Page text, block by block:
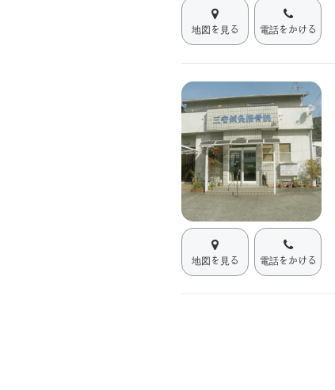
地図を見る 電話をかける
地図を見る 電話をかける